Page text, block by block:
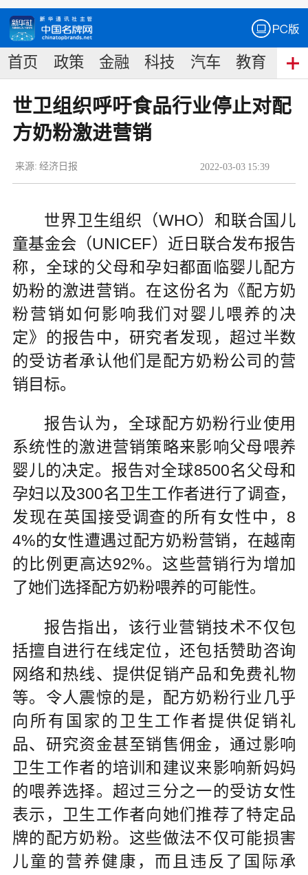
首页 政策 金融 科技 汽车 教育 食
世卫组织呼吁食品行业停止对配
方奶粉激进营销
2022-03-03 15:39
来源: 经济日报
世界卫生组织（WHO）和联合国儿
童基金会（UNICEF）近日联合发布报告
称，全球的父母和孕妇都面临婴儿配方
奶粉的激进营销。在这份名为《配方奶
粉营销如何影响我们对婴儿喂养的决
定》的报告中，研究者发现，超过半数
的受访者承认他们是配方奶粉公司的营
销目标。
报告认为，全球配方奶粉行业使用
系统性的激进营销策略来影响父母喂养
婴儿的决定。报告对全球8500名父母和
孕妇以及300名卫生工作者进行了调查，
发现在英国接受调查的所有女性中，8
4%的女性遭遇过配方奶粉营销，在越南
的比例更高达92%。这些营销行为增加
了她们选择配方奶粉喂养的可能性。
报告指出，该行业营销技术不仅包
括擅自进行在线定位，还包括赞助咨询
网络和热线、提供促销产品和免费礼物
等。令人震惊的是，配方奶粉行业几乎
向所有国家的卫生工作者提供促销礼
品、研究资金甚至销售佣金，通过影响
卫生工作者的培训和建议来影响新妈妈
的喂养选择。超过三分之一的受访女性
表示，卫生工作者向她们推荐了特定品
牌的配方奶粉。这些做法不仅可能损害
儿童的营养健康，而且违反了国际承